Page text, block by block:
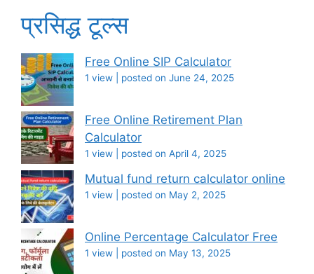
प्रसिद्ध टूल्स
Free Online SIP Calculator
1 view posted on June 24, 2025
Free Online Retirement Plan
Calculator
1 view posted on April 4, 2025
Mutual fund return calculator online
1 view posted on May 2, 2025
Online Percentage Calculator Free
1 view posted on May 13, 2025